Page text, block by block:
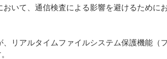
いて、通信検査による影響を避けるために
リアルタイムファイルシステム保護機能（